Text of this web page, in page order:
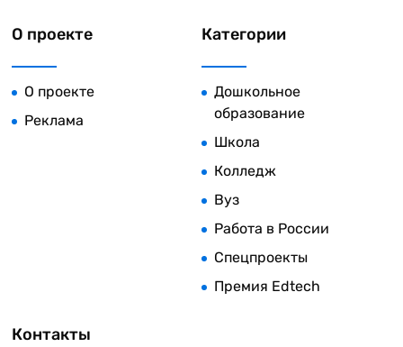
О проекте
О проекте
Реклама
Категории
Дошкольное
образование
Школа
Колледж
Вуз
Работа в России
Спецпроекты
Премия Edtech
Контакты